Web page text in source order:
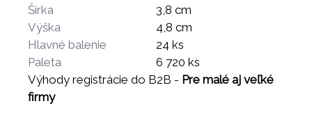
Šírka
3,8 cm
Výška
4,8 cm
Hlavné balenie
24 ks
Paleta
6 720 ks
Výhody registrácie do B2B - Pre malé aj veľké
firmy